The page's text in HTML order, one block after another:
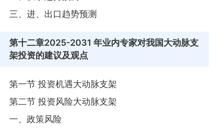
三、进、出口趋势预测
第十二章2025-2031 年业内专家对我国大动脉支
架投资的建议及观点
第一节 投资机遇大动脉支架
第二节 投资风险大动脉支架
一、政策风险